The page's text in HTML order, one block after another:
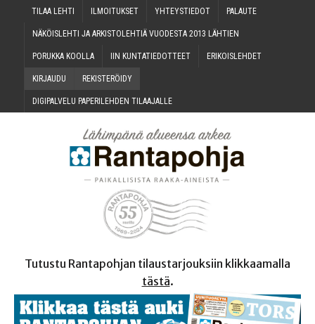
TILAA LEH­TI ILMOI­TUK­SET YHTEYS­TIE­DOT PALAU­TE
NÄKÖIS­LEH­TI JA ARKIS­TO­LEH­TIÄ VUO­DES­TA 2013 LÄHTIEN
PORUK­KA KOOLLA IIN KUN­TA­TIE­DOT­TEET ERI­KOIS­LEH­DET
KIR­JAU­DU REKIS­TE­RÖI­DY
DIGI­PAL­VE­LU PAPE­RI­LEH­DEN TILAAJALLE
Tutustu Rantapohjan tilaustarjouksiin klikkaamalla
tästä.